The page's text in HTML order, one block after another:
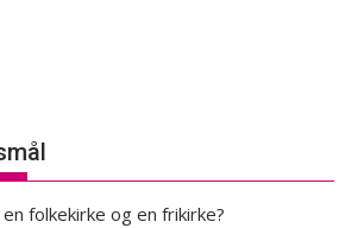
folkekirke og en frikirke?